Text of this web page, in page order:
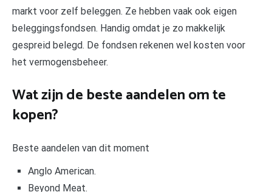
markt voor zelf beleggen. Ze hebben vaak ook eigen
beleggingsfondsen. Handig omdat je zo makkelijk
gespreid belegd. De fondsen rekenen wel kosten voor
het vermogensbeheer.
Wat zijn de beste aandelen om te
kopen?
Beste aandelen van dit moment
Anglo American.
Beyond Meat.